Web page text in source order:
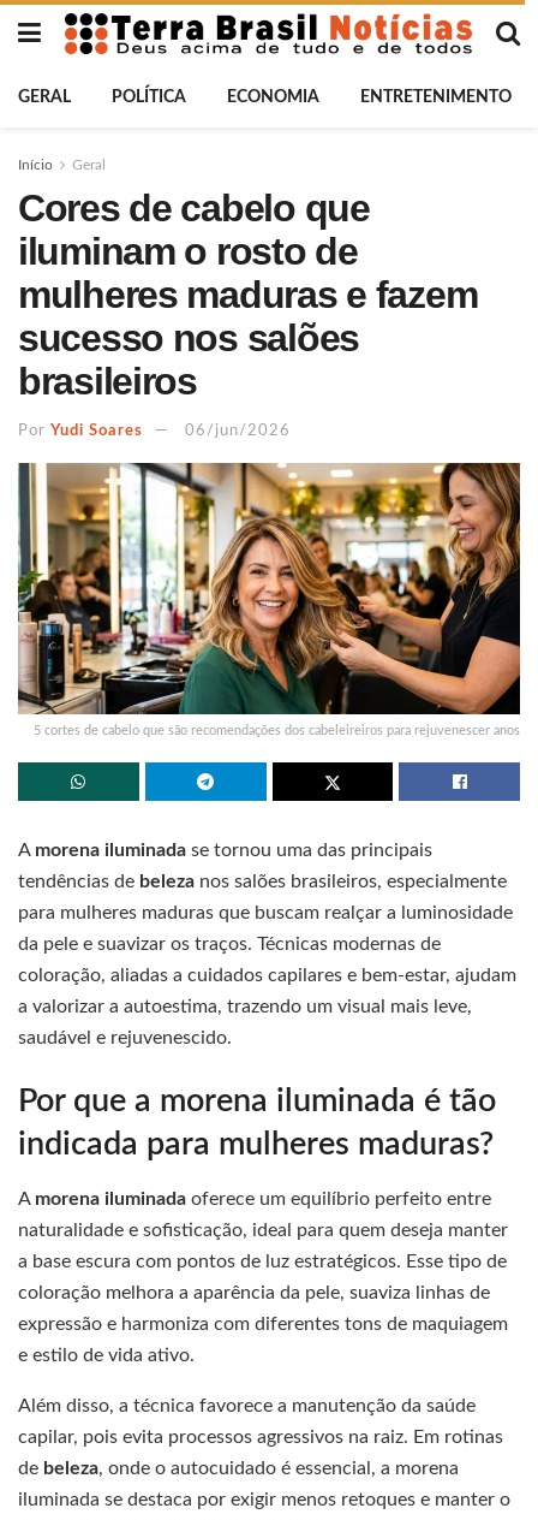
GERAL POLÍTICA ECONOMIA ENTRETENIMENTO
Início Geral
Cores de cabelo que
iluminam o rosto de
mulheres maduras e fazem
sucesso nos salões
brasileiros
Por Yudi Soares 06/jun/2026
5 cortes de cabelo que são recomendações dos cabeleireiros para rejuvenescer anos
A morena iluminada se tornou uma das principais
tendências de beleza nos salões brasileiros, especialmente
para mulheres maduras que buscam realçar a luminosidade
da pele e suavizar os traços. Técnicas modernas de
coloração, aliadas a cuidados capilares e bem-estar, ajudam
a valorizar a autoestima, trazendo um visual mais leve,
saudável e rejuvenescido.
Por que a morena iluminada é tão
indicada para mulheres maduras?
A morena iluminada oferece um equilíbrio perfeito entre
naturalidade e sofisticação, ideal para quem deseja manter
a base escura com pontos de luz estratégicos. Esse tipo de
coloração melhora a aparência da pele, suaviza linhas de
expressão e harmoniza com diferentes tons de maquiagem
e estilo de vida ativo.
Além disso, a técnica favorece a manutenção da saúde
capilar, pois evita processos agressivos na raiz. Em rotinas
de beleza, onde o autocuidado é essencial, a morena
iluminada se destaca por exigir menos retoques e manter o